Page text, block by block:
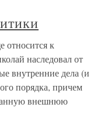
относится к
наследовал от
внутренние дела (и
порядка, причем
внешнюю